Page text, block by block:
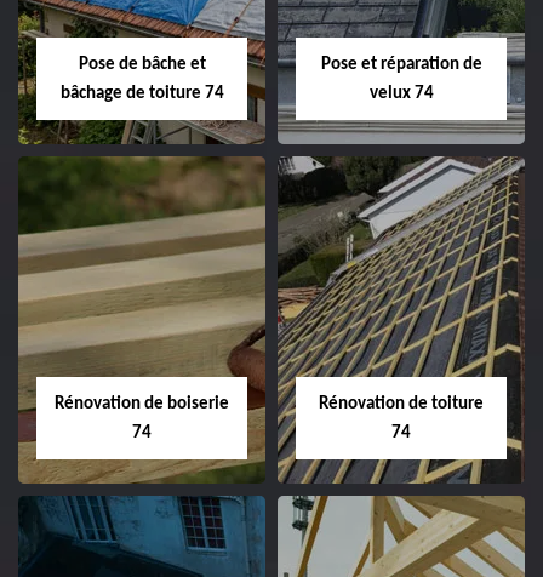
Pose de bâche et
bâchage de toiture 74
Pose et réparation de
velux 74
Rénovation de boiserie
74
Rénovation de toiture
74